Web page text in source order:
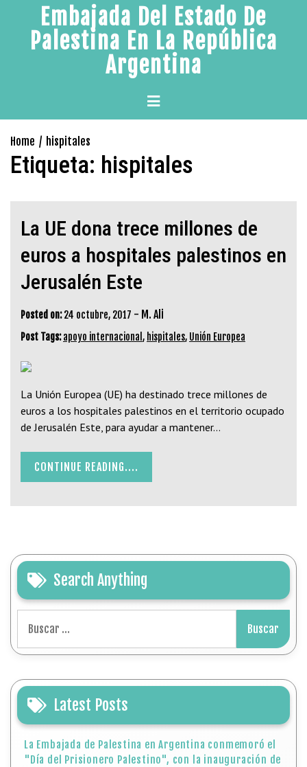
content
Embajada Del Estado De
Palestina En La República
Argentina
Primary
Menu
Home hispitales
Etiqueta: hispitales
La UE dona trece millones de
euros a hospitales palestinos en
Jerusalén Este
Posted on: 24 octubre, 2017 - M. Ali
Post Tags:apoyo internacional , hispitales, Unión Europea
La Unión Europea (UE) ha destinado trece millones de
euros a los hospitales palestinos en el territorio ocupado
de Jerusalén Este, para ayudar a mantener…
CONTINUE READING....
Search Anything
Latest Posts
La Embajada de Palestina en Argentina conmemoró el
"Día del Prisionero Palestino", con la inauguración de